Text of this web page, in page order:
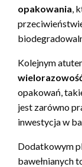
opakowania,
Kolejnym
opakowań,
jest zarówno
inwestycja w
Dodatkowym
bawełnianych